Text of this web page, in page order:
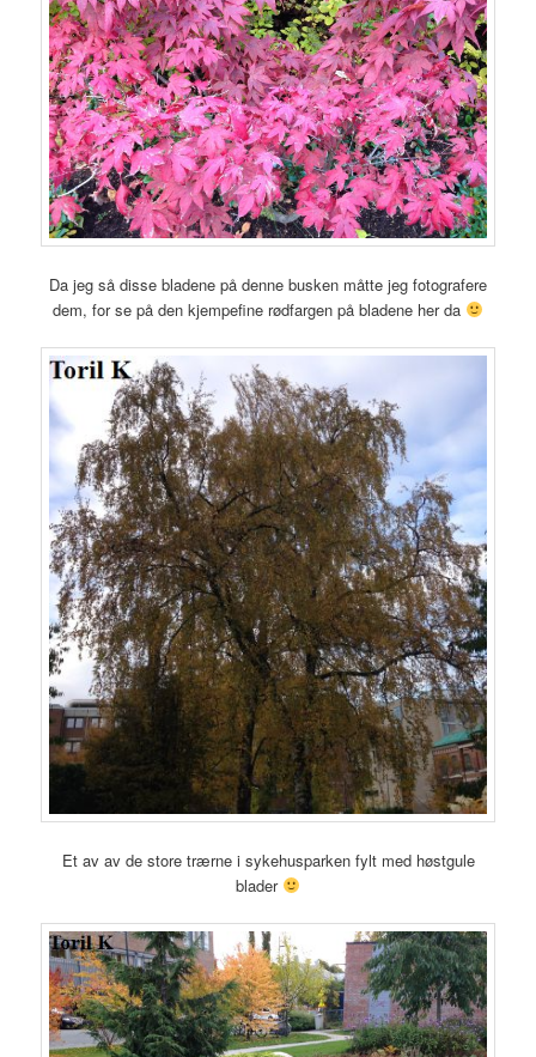
Da jeg så disse bladene på denne busken måtte jeg fotografere
dem, for se på den kjempefine rødfargen på bladene her da
Et av av de store trærne i sykehusparken fylt med høstgule
blader